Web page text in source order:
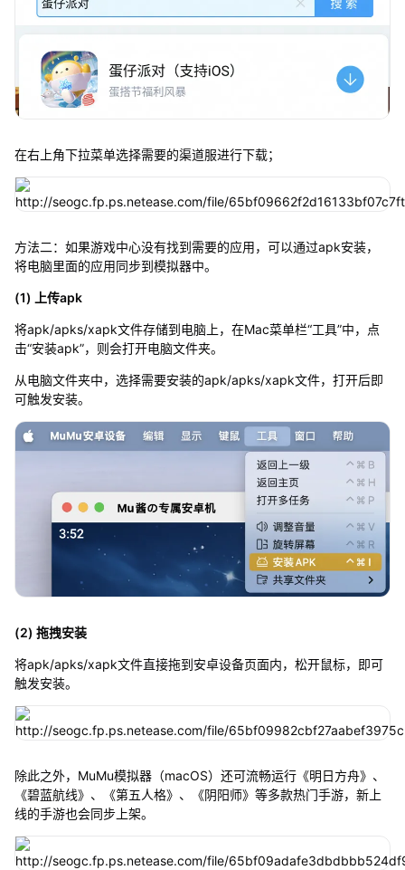
在右上角下拉菜单选择需要的渠道服进行下载；
方法二：如果游戏中心没有找到需要的应用，可以通过apk安装，
将电脑里面的应用同步到模拟器中。
(1) 上传apk
将apk/apks/xapk文件存储到电脑上，在Mac菜单栏“工具”中，点
击“安装apk”，则会打开电脑文件夹。
从电脑文件夹中，选择需要安装的apk/apks/xapk文件，打开后即
可触发安装。
(2) 拖拽安装
将apk/apks/xapk文件直接拖到安卓设备页面内，松开鼠标，即可
触发安装。
除此之外，MuMu模拟器（macOS）还可流畅运行《明日方舟》、
《碧蓝航线》、《第五人格》、《阴阳师》等多款热门手游，新上
线的手游也会同步上架。